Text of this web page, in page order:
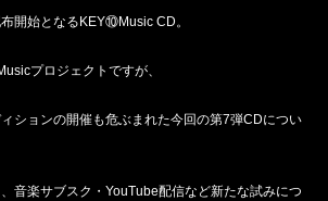
開始となるKEY⑩Music CD。
プロジェクトですが、
ションの開催も危ぶまれた今回の第7弾CDについ
音楽サブスク・YouTube配信など新たな試みにつ